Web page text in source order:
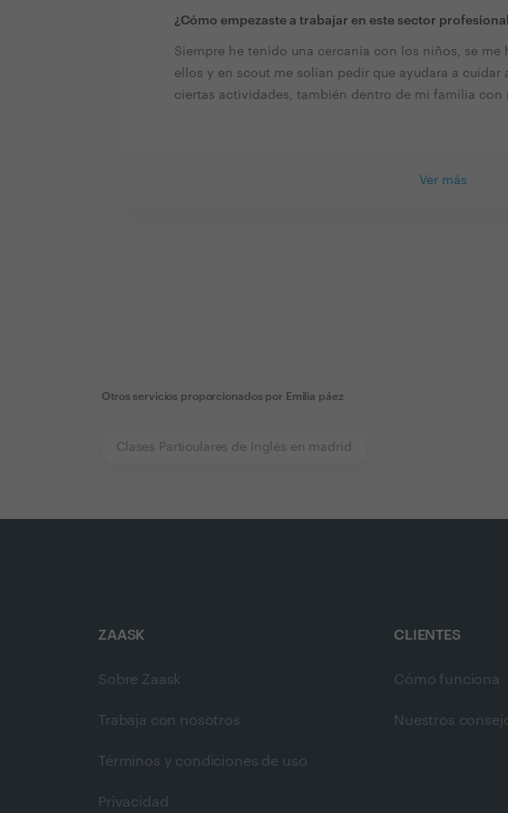
¿Cómo empezaste a trabajar en este sector
Siempre he tenido una cercanía con los niños, se me
ellos y en scout me solían pedir que ayudara a cuidar
ciertas actividades, también dentro de mi familia con
Ver más
Otros servicios proporcionados por Emilia páez
Clases Particulares de Inglés en madrid
ZAASK
Sobre Zaask
Trabaja con nosotros
Términos y condiciones de uso
Privacidad
CLIENTES
Cómo funciona
Nuestros